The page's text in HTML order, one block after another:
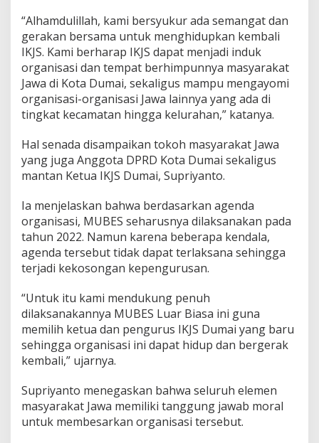
“Alhamdulillah, kami bersyukur ada semangat dan
gerakan bersama untuk menghidupkan kembali
IKJS. Kami berharap IKJS dapat menjadi induk
organisasi dan tempat berhimpunnya masyarakat
Jawa di Kota Dumai, sekaligus mampu mengayomi
organisasi-organisasi Jawa lainnya yang ada di
tingkat kecamatan hingga kelurahan,” katanya.
Hal senada disampaikan tokoh masyarakat Jawa
yang juga Anggota DPRD Kota Dumai sekaligus
mantan Ketua IKJS Dumai, Supriyanto.
Ia menjelaskan bahwa berdasarkan agenda
organisasi, MUBES seharusnya dilaksanakan pada
tahun 2022. Namun karena beberapa kendala,
agenda tersebut tidak dapat terlaksana sehingga
terjadi kekosongan kepengurusan.
“Untuk itu kami mendukung penuh
dilaksanakannya MUBES Luar Biasa ini guna
memilih ketua dan pengurus IKJS Dumai yang baru
sehingga organisasi ini dapat hidup dan bergerak
kembali,” ujarnya.
Supriyanto menegaskan bahwa seluruh elemen
masyarakat Jawa memiliki tanggung jawab moral
untuk membesarkan organisasi tersebut.